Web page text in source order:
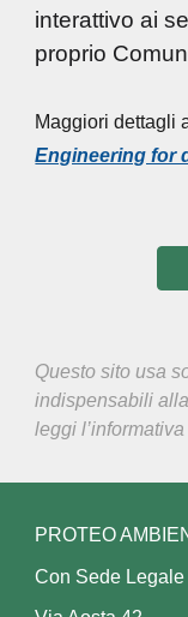
interattivo ai
proprio
Maggiori dettagli
Engineering for
Questo sito usa
indispensabili
leggi
PROTEO
Con Sede